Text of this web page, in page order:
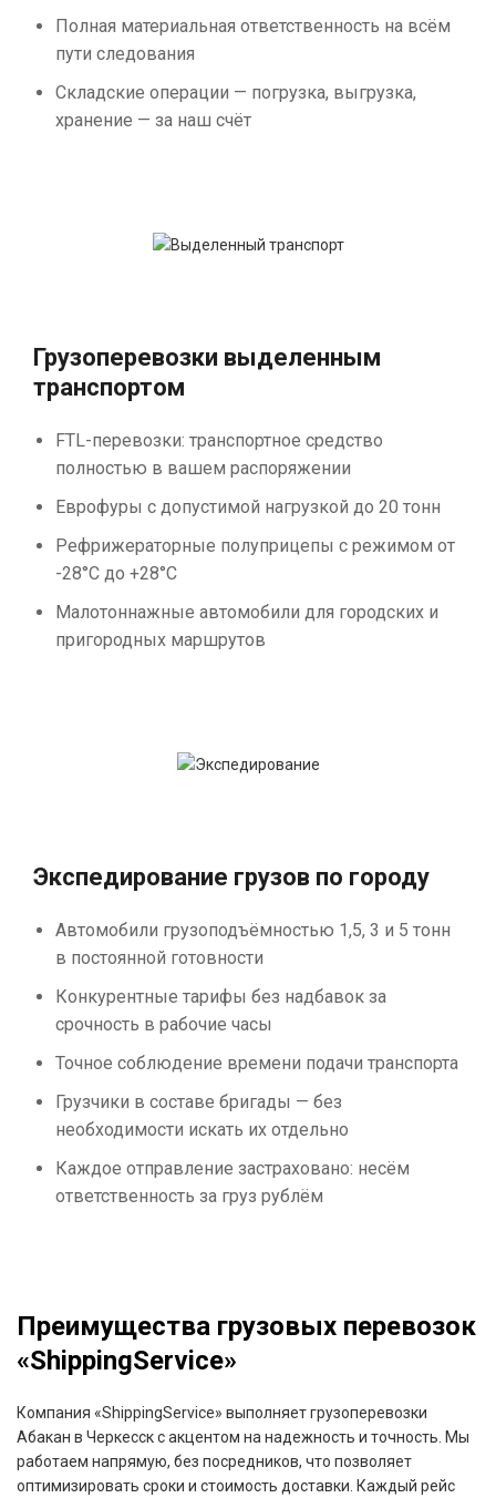
Полная материальная ответственность на всём
пути следования
Складские операции — погрузка, выгрузка,
хранение — за наш счёт
Грузоперевозки выделенным
транспортом
FTL-перевозки: транспортное средство
полностью в вашем распоряжении
Еврофуры с допустимой нагрузкой до 20 тонн
Рефрижераторные полуприцепы с режимом от
-28°С до +28°С
Малотоннажные автомобили для городских и
пригородных маршрутов
Экспедирование грузов по городу
Автомобили грузоподъёмностью 1,5, 3 и 5 тонн
в постоянной готовности
Конкурентные тарифы без надбавок за
срочность в рабочие часы
Точное соблюдение времени подачи транспорта
Грузчики в составе бригады — без
необходимости искать их отдельно
Каждое отправление застраховано: несём
ответственность за груз рублём
Преимущества грузовых перевозок
«ShippingService»
Компания «ShippingService» выполняет грузоперевозки
Абакан в Черкесск с акцентом на надежность и точность. Мы
работаем напрямую, без посредников, что позволяет
оптимизировать сроки и стоимость доставки. Каждый рейс